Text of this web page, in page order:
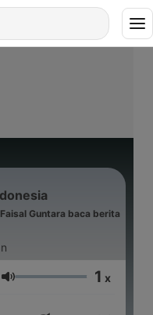
Guntara baca berita
Volume 1 x